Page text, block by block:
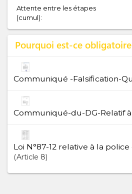
Attente entre les étapes
(cumul):
Pourquoi est-ce
Communiqué -Falsification-
Communiqué-du-DG-Relatif
Loi N°87-12 relative à la
Article 8